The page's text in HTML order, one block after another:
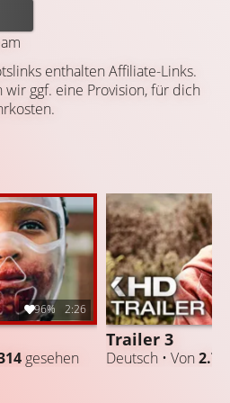
enthalten Affiliate-Links.
wir ggf. eine Provision, für dich
96% 2:26
gesehen
Trailer 3
Deutsch • Von